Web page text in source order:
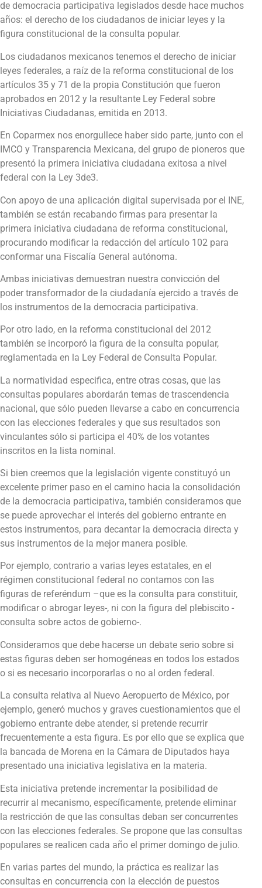
de democracia participativa legislados desde hace muchos
años: el derecho de los ciudadanos de iniciar leyes y la
figura constitucional de la consulta popular.
Los ciudadanos mexicanos tenemos el derecho de iniciar
leyes federales, a raíz de la reforma constitucional de los
artículos 35 y 71 de la propia Constitución que fueron
aprobados en 2012 y la resultante Ley Federal sobre
Iniciativas Ciudadanas, emitida en 2013.
En Coparmex nos enorgullece haber sido parte, junto con el
IMCO y Transparencia Mexicana, del grupo de pioneros que
presentó la primera iniciativa ciudadana exitosa a nivel
federal con la Ley 3de3.
Con apoyo de una aplicación digital supervisada por el INE,
también se están recabando firmas para presentar la
primera iniciativa ciudadana de reforma constitucional,
procurando modificar la redacción del artículo 102 para
conformar una Fiscalía General autónoma.
Ambas iniciativas demuestran nuestra convicción del
poder transformador de la ciudadanía ejercido a través de
los instrumentos de la democracia participativa.
Por otro lado, en la reforma constitucional del 2012
también se incorporó la figura de la consulta popular,
reglamentada en la Ley Federal de Consulta Popular.
La normatividad especifica, entre otras cosas, que las
consultas populares abordarán temas de trascendencia
nacional, que sólo pueden llevarse a cabo en concurrencia
con las elecciones federales y que sus resultados son
vinculantes sólo si participa el 40% de los votantes
inscritos en la lista nominal.
Si bien creemos que la legislación vigente constituyó un
excelente primer paso en el camino hacia la consolidación
de la democracia participativa, también consideramos que
se puede aprovechar el interés del gobierno entrante en
estos instrumentos, para decantar la democracia directa y
sus instrumentos de la mejor manera posible.
Por ejemplo, contrario a varias leyes estatales, en el
régimen constitucional federal no contamos con las
figuras de referéndum –que es la consulta para constituir,
modificar o abrogar leyes-, ni con la figura del plebiscito -
consulta sobre actos de gobierno-.
Consideramos que debe hacerse un debate serio sobre si
estas figuras deben ser homogéneas en todos los estados
o si es necesario incorporarlas o no al orden federal.
La consulta relativa al Nuevo Aeropuerto de México, por
ejemplo, generó muchos y graves cuestionamientos que el
gobierno entrante debe atender, si pretende recurrir
frecuentemente a esta figura. Es por ello que se explica que
la bancada de Morena en la Cámara de Diputados haya
presentado una iniciativa legislativa en la materia.
Esta iniciativa pretende incrementar la posibilidad de
recurrir al mecanismo, específicamente, pretende eliminar
la restricción de que las consultas deban ser concurrentes
con las elecciones federales. Se propone que las consultas
populares se realicen cada año el primer domingo de julio.
En varias partes del mundo, la práctica es realizar las
consultas en concurrencia con la elección de puestos